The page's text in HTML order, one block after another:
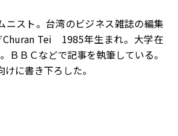
スト。台湾のビジネス雑誌の編集
Tei 1985年生まれ。大学在
ＢＢＣなどで記事を執筆している。
に書き下ろした。